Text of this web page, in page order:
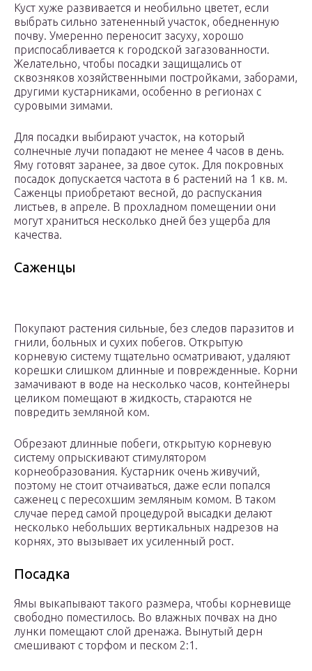
Куст хуже развивается и необильно цветет, если
выбрать сильно затененный участок, обедненную
почву. Умеренно переносит засуху, хорошо
приспосабливается к городской загазованности.
Желательно, чтобы посадки защищались от
сквозняков хозяйственными постройками, заборами,
другими кустарниками, особенно в регионах с
суровыми зимами.
Для посадки выбирают участок, на который
солнечные лучи попадают не менее 4 часов в день.
Яму готовят заранее, за двое суток. Для покровных
посадок допускается частота в 6 растений на 1 кв. м.
Саженцы приобретают весной, до распускания
листьев, в апреле. В прохладном помещении они
могут храниться несколько дней без ущерба для
качества.
Саженцы
Покупают растения сильные, без следов паразитов и
гнили, больных и сухих побегов. Открытую
корневую систему тщательно осматривают, удаляют
корешки слишком длинные и поврежденные. Корни
замачивают в воде на несколько часов, контейнеры
целиком помещают в жидкость, стараются не
повредить земляной ком.
Обрезают длинные побеги, открытую корневую
систему опрыскивают стимулятором
корнеобразования. Кустарник очень живучий,
поэтому не стоит отчаиваться, даже если попался
саженец с пересохшим земляным комом. В таком
случае перед самой процедурой высадки делают
несколько небольших вертикальных надрезов на
корнях, это вызывает их усиленный рост.
Посадка
Ямы выкапывают такого размера, чтобы корневище
свободно поместилось. Во влажных почвах на дно
лунки помещают слой дренажа. Вынутый дерн
смешивают с торфом и песком 2:1.